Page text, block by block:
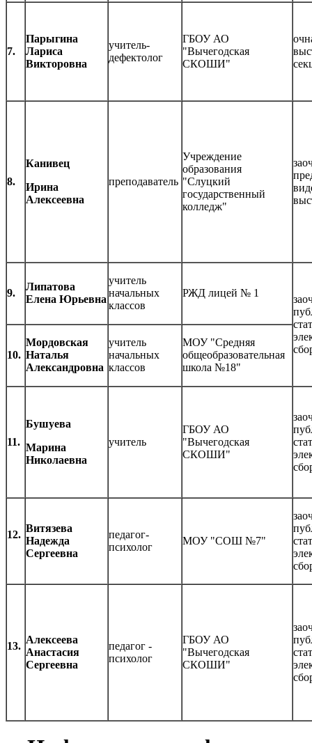
7.
Парыгина
Лариса
Викторовна
учитель-
дефектолог
ГБОУ АО
"Вычегодская
СКОШИ"
8.
Канивец
Ирина
Алексеевна
преподаватель
Учреждение
образования
"Слуцкий
государственный
колледж"
9.
Липатова
Елена Юрьевна
учитель
начальных
классов
РЖД лицей № 1
10.
Мордовская
Наталья
Александровна
учитель
начальных
классов
МОУ "Средняя
общеобразовательная
школа №18"
11.
Бушуева
Марина
Николаевна
учитель
ГБОУ АО
"Вычегодская
СКОШИ"
12.
Витязева
Надежда
Сергеевна
педагог-
психолог
МОУ "СОШ №7"
13.
Алексеева
Анастасия
Сергеевна
педагог -
психолог
ГБОУ АО
"Вычегодская
СКОШИ"